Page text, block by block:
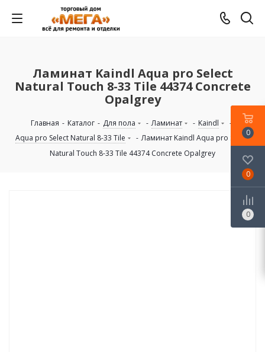
Ламинат Kaindl Aqua pro Select
Natural Touch 8-33 Tile 44374 Concrete
Opalgrey
Главная - Каталог - Для пола - Ламинат - Kaindl
-
Aqua pro Select Natural 8-33 Tile
- Ламинат Kaindl Aqua pro Select
Natural Touch 8-33 Tile 44374 Concrete Opalgrey
0
0
0